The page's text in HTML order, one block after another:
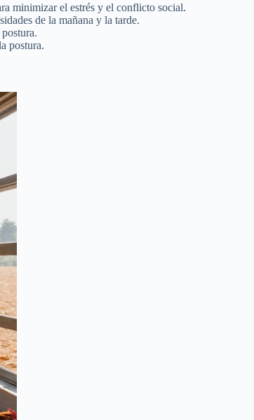
minimizar el estrés y el conflicto social.
de la mañana y la tarde.
postura.